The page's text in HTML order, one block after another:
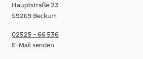
Hauptstraße 23
59269 Beckum
02525 - 66 536
E-Mail senden